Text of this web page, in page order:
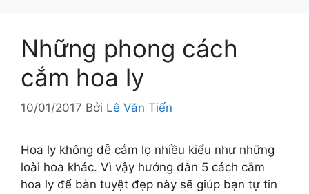
Những phong cách
cắm hoa ly
10/01/2017 Bởi Lê Văn Tiến
Hoa ly không dễ cắm lọ nhiều kiểu như những
loài hoa khác. Vì vậy hướng dẫn 5 cách cắm
hoa ly để bàn tuyệt đẹp này sẽ giúp bạn tự tin